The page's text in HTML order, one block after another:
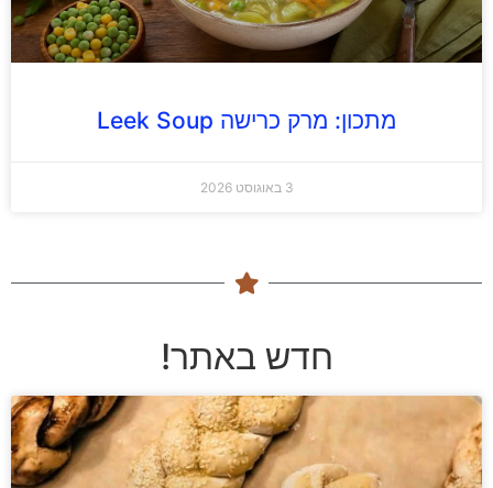
מתכון: מרק כרישה Leek Soup
3 באוגוסט 2026
חדש באתר!